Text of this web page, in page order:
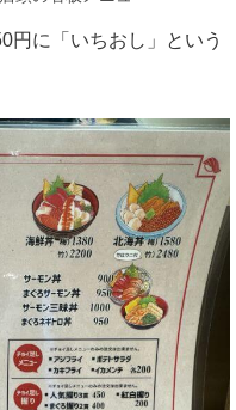
円に「いちおし」という